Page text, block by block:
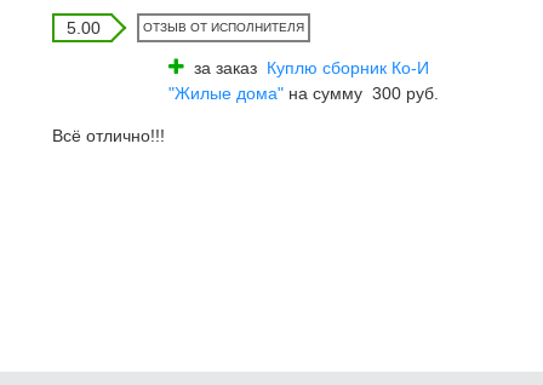
5.00 ОТЗЫВ ОТ ИСПОЛНИТЕЛЯ
за заказ Куплю сборник Ко-И
"Жилые дома" на сумму 300 руб.
Всё отлично!!!